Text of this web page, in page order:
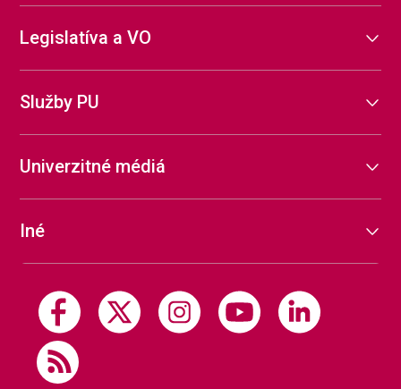
Legislatíva a VO
Služby PU
Univerzitné médiá
Iné